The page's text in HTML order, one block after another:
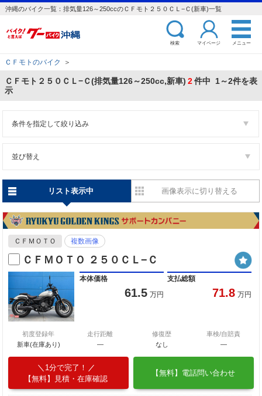
沖縄のバイク一覧：排気量126～250ccのＣＦモト２５０ＣＬ−Ｃ(新車)一覧
検索 マイページ メニュー
ＣＦモトのバイク ＞
ＣＦモト２５０ＣＬ−Ｃ(排気量126～250cc,新車) 2件中 1～2件を表
示
条件を指定して絞り込み
並び替え
リスト表示中 画像表示に切り替える
ＣＦＭＯＴＯ 複数画像
ＣＦＭＯＴＯ ２５０ＣＬ−Ｃ
本体価格
61.5 万円
支払総額
71.8 万円
初度登録年
新車(在庫あり)
走行距離
―
修復歴
なし
車検/自賠責
―
1分で完了！
【無料】見積・在庫確認
【無料】電話問い合わせ